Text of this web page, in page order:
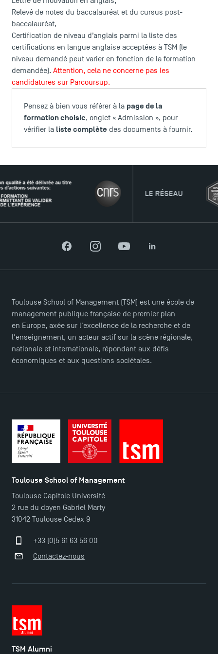
Programme et le Master Finance en décembre
2025 !
Ouverture des candidatures en Master pour 2024-
Trouvez votre Master pour l’année 2024-2025
Relevé de notes du baccalauréat et du cursus post-
baccalauréat,
Certification de niveau d’anglais parmi la liste des
certifications en langue anglaise acceptées à TSM (le
niveau demandé peut varier en fonction de la formation
demandée). Attention, cela ne concerne pas les
candidatures sur Parcoursup.
Pensez à bien vous référer à la page de la
formation choisie, onglet « Admission », pour
vérifier la liste complète des documents à fournir.
LE RÉSEAU
FacebookInstagramYouTubeLinkedIn
Toulouse School of Management (TSM) est une école de
management publique française de premier plan
en Europe, axée sur l'excellence de la recherche et de
l'enseignement, un acteur actif sur la scène régionale,
nationale et internationale, répondant aux défis
économiques et aux questions sociétales.
Toulouse School of Management
Toulouse Capitole Université
2 rue du doyen Gabriel Marty
31042 Toulouse Cedex 9
+33 (0)5 61 63 56 00
Contactez-nous
TSM Alumni